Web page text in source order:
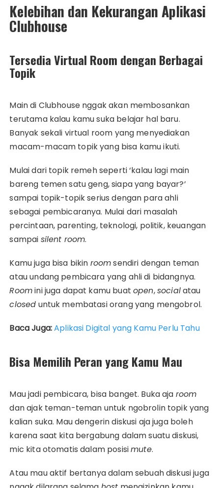
Kelebihan dan Kekurangan Aplikasi
Clubhouse
Tersedia Virtual Room dengan Berbagai
Topik
Main di Clubhouse nggak akan membosankan
terutama kalau kamu suka belajar hal baru.
Banyak sekali virtual room yang menyediakan
macam-macam topik yang bisa kamu ikuti.
Mulai dari topik remeh seperti ‘kalau lagi main
bareng temen satu geng, siapa yang bayar?’
sampai topik-topik serius dengan para ahli
sebagai pembicaranya. Mulai dari masalah
percintaan, parenting, teknologi, politik, keuangan
sampai silent room.
Kamu juga bisa bikin roomsendiri dengan teman
atau undang pembicara yang ahli di bidangnya.
Roomini juga dapat kamu buat open,socialatau
closed untuk membatasi orang yang mengobrol.
Baca Juga:Aplikasi Digital yang Kamu Perlu Tahu
Bisa Memilih Peran yang Kamu Mau
Mau jadi pembicara, bisa banget. Buka aja room
dan ajak teman-teman untuk ngobrolin topik yang
kalian suka. Mau dengerin diskusi aja juga boleh
karena saat kita bergabung dalam suatu diskusi,
mic kita otomatis dalam posisimute.
Atau mau aktif bertanya dalam sebuah diskusi juga